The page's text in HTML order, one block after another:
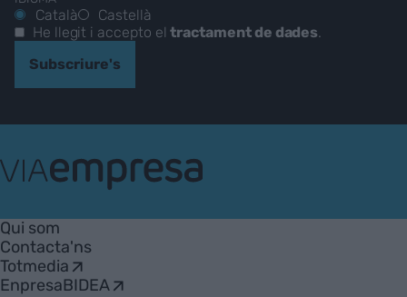
Català
Castellà
He llegit i accepto eltractament de dades.
Subscriure's
Empresa
Qui som
Contacta'ns
Totmedia
EnpresaBIDEA